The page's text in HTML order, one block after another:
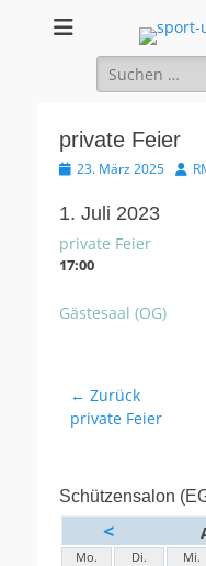
Sport- und
Suche
nach:
private Feier
Veröffentlicht
23. März 2025
1. Juli 2023
private Feier
17:00
Gästesaal (OG)
← Zurück
Vorheriger
private Feier
Schützensalon
<
Mo. Di. Mi.